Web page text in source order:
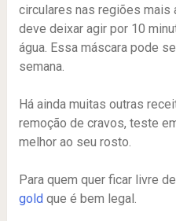
circulares nas regiões mais
deve deixar agir por 10
água. Essa máscara pode
semana.
Há ainda muitas outras
remoção de cravos, teste
melhor ao seu rosto.
Para quem quer ficar livre
gold que é bem legal.